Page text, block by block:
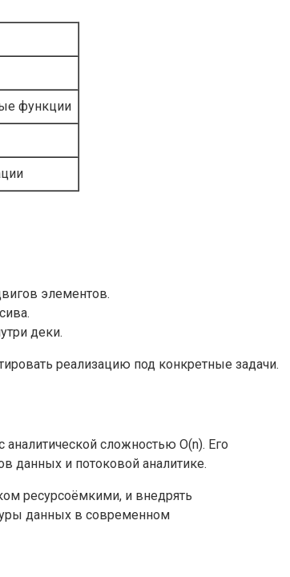
функции
элементов.
деки.
реализацию под конкретные задачи.
сложностью O(n). Его
данных и потоковой аналитике.
ресурсоёмкими, и внедрять
данных в современном